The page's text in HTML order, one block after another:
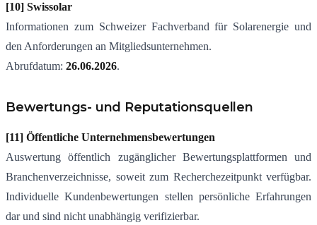
[10] Swissolar
Informationen zum Schweizer Fachverband für Solarenergie und
den Anforderungen an Mitgliedsunternehmen.
Abrufdatum: 26.06.2026.
Bewertungs- und Reputationsquellen
[11] Öffentliche Unternehmensbewertungen
Auswertung öffentlich zugänglicher Bewertungsplattformen und
Branchenverzeichnisse, soweit zum Recherchezeitpunkt verfügbar.
Individuelle Kundenbewertungen stellen persönliche Erfahrungen
dar und sind nicht unabhängig verifizierbar.